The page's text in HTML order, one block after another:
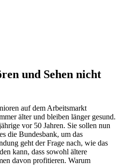
und Sehen nicht
auf dem Arbeitsmarkt
älter und bleiben länger gesund.
vor 50 Jahren. Sie sollen nun
die Bundesbank, um das
geht der Frage nach, wie das
kann, dass sowohl ältere
davon profitieren. Warum